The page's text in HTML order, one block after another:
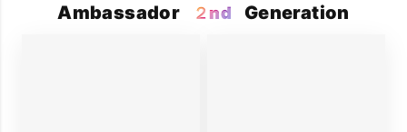
Ambassador ２nd Generation